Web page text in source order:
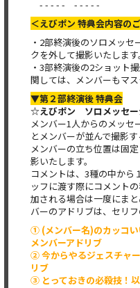
- - - - - - - - - -
＜えびポン 特典会内容の
・2部終演後のソロメッ
クを外して撮影いたします。
・3部終演後の2ショット
関しては、メンバーもマス
▼第２部終演後 特典会
☆えびポン ソロメッセー
メンバー1人からのメッセ
とメンバーが並んで撮影
メンバーの立ち位置は固
影いたします。
コメントは、3種の中から
ッフに渡す際にコメント
加される場合は一度にま
バーのアドリブは、セリ
① (メンバー名)のカッコい
メンバーアドリブ
② 今からやるジェスチャ
リブ
③ とっておきの必殺技！